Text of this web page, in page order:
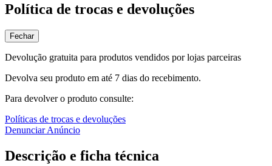
Política de trocas e devoluções
Fechar
Devolução gratuita para produtos vendidos por lojas parceiras
Devolva seu produto em até 7 dias do recebimento.
Para devolver o produto consulte:
Políticas de trocas e devoluções
Denunciar Anúncio
Descrição e ficha técnica